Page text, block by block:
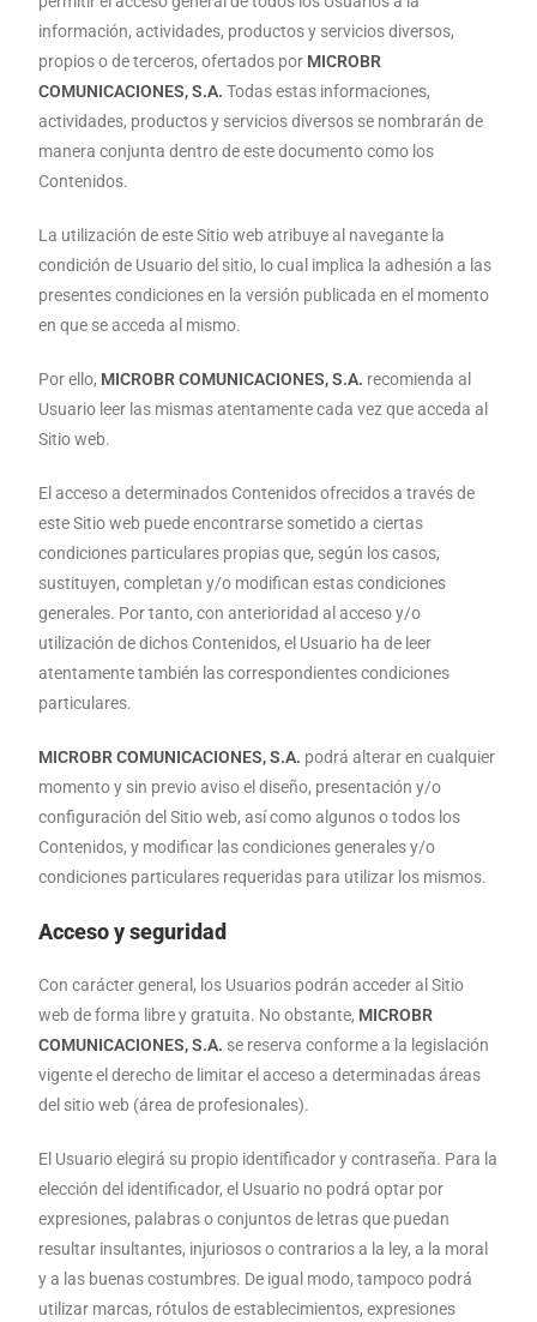
información, actividades, productos y servicios diversos,
propios o de terceros, ofertados por MICROBR
COMUNICACIONES, S.A. Todas estas informaciones,
actividades, productos y servicios diversos se nombrarán de
manera conjunta dentro de este documento como los
Contenidos.
La utilización de este Sitio web atribuye al navegante la
condición de Usuario del sitio, lo cual implica la adhesión a las
presentes condiciones en la versión publicada en el momento
en que se acceda al mismo.
Por ello, MICROBR COMUNICACIONES, S.A. recomienda al
Usuario leer las mismas atentamente cada vez que acceda al
Sitio web.
El acceso a determinados Contenidos ofrecidos a través de
este Sitio web puede encontrarse sometido a ciertas
condiciones particulares propias que, según los casos,
sustituyen, completan y/o modifican estas condiciones
generales. Por tanto, con anterioridad al acceso y/o
utilización de dichos Contenidos, el Usuario ha de leer
atentamente también las correspondientes condiciones
particulares.
MICROBR COMUNICACIONES, S.A. podrá alterar en cualquier
momento y sin previo aviso el diseño, presentación y/o
configuración del Sitio web, así como algunos o todos los
Contenidos, y modificar las condiciones generales y/o
condiciones particulares requeridas para utilizar los mismos.
Acceso y seguridad
Con carácter general, los Usuarios podrán acceder al Sitio
web de forma libre y gratuita. No obstante, MICROBR
COMUNICACIONES, S.A. se reserva conforme a la legislación
vigente el derecho de limitar el acceso a determinadas áreas
del sitio web (área de profesionales).
El Usuario elegirá su propio identificador y contraseña. Para la
elección del identificador, el Usuario no podrá optar por
expresiones, palabras o conjuntos de letras que puedan
resultar insultantes, injuriosos o contrarios a la ley, a la moral
y a las buenas costumbres. De igual modo, tampoco podrá
utilizar marcas, rótulos de establecimientos, expresiones